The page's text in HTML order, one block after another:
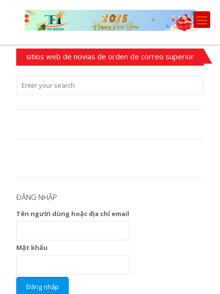
sitios web de novias de orden de correo superior
ĐĂNG NHẬP
Tên người dùng hoặc địa chỉ email
Mật khẩu